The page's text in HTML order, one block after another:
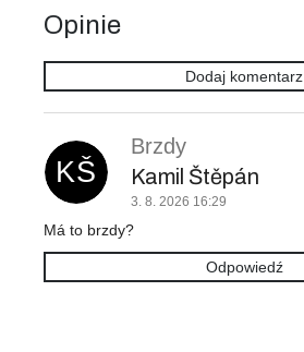
Opinie
Dodaj komentarz
s
t
a
d
y
KŠ
Brzdy
Kamil Štěpán
3. 8. 2026 16:29
Má to brzdy?
Odpowiedź